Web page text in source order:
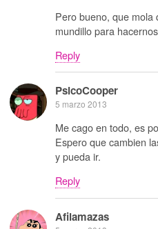
Pero bueno, que mola
mundillo para
Reply
PsicoCooper
5 marzo 2013
Me cago en todo, es
Espero que cambien
y pueda ir.
Reply
Afilamazas